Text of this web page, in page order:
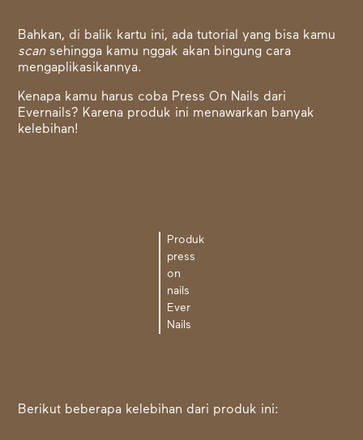
Bahkan, di balik kartu ini, ada tutorial yang bisa kamu
scan sehingga kamu nggak akan bingung cara
mengaplikasikannya.
Kenapa kamu harus coba Press On Nails dari
Evernails? Karena produk ini menawarkan banyak
kelebihan!
Produk
press
on
nails
Ever
Nails
Berikut beberapa kelebihan dari produk ini: